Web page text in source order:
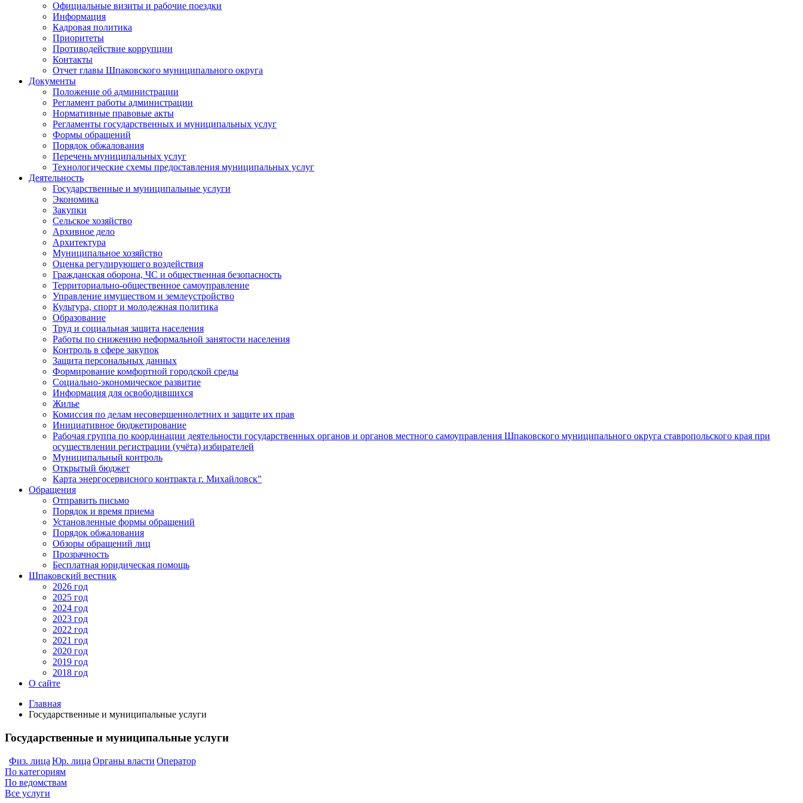
Официальные визиты и рабочие поездки
Информация
Кадровая политика
Приоритеты
Противодействие коррупции
Контакты
Отчет главы Шпаковского муниципального округа
Документы
Положение об администрации
Регламент работы администрации
Нормативные правовые акты
Регламенты государственных и муниципальных услуг
Формы обращений
Порядок обжалования
Перечень муниципальных услуг
Технологические схемы предоставления муниципальных услуг
Деятельность
Государственные и муниципальные услуги
Экономика
Закупки
Сельское хозяйство
Архивное дело
Архитектура
Муниципальное хозяйство
Оценка регулирующего воздействия
Гражданская оборона, ЧС и общественная безопасность
Территориально-общественное самоуправление
Управление имуществом и землеустройство
Культура, спорт и молодежная политика
Образование
Труд и социальная защита населения
Работы по снижению неформальной занятости населения
Контроль в сфере закупок
Защита персональных данных
Формирование комфортной городской среды
Социально-экономическое развитие
Информация для освободившихся
Жилье
Комиссия по делам несовершеннолетних и защите их прав
Инициативное бюджетирование
Рабочая группа по координации деятельности государственных органов и органов местного самоуправления Шпаковского муниципального округа ставропольского края при
осуществлении регистрации (учёта) избирателей
Муниципальный контроль
Открытый бюджет
Карта энергосервисного контракта г. Михайловск"
Обращения
Отправить письмо
Порядок и время приема
Установленные формы обращений
Порядок обжалования
Обзоры обращений лиц
Прозрачность
Бесплатная юридическая помощь
Шпаковский вестник
2026 год
2025 год
2024 год
2023 год
2022 год
2021 год
2020 год
2019 год
2018 год
О сайте
Главная
Государственные и муниципальные услуги
Государственные и муниципальные услуги
Физ. лица Юр. лица Органы власти Оператор
По категориям
По ведомствам
Все услуги